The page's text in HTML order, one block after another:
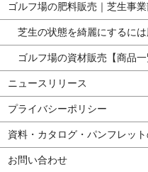
ゴルフ場の肥料販売｜芝生事
芝生の状態を綺麗にするに
ゴルフ場の資材販売【商品一
ニュースリリース
プライバシーポリシー
資料・カタログ・パンフレッ
お問い合わせ